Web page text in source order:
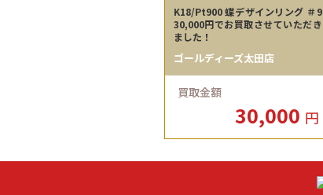
K18/Pt900 蝶デザインリング ＃9
30,000円でお買取させていただき
ました！
ゴールディーズ太田店
買取金額
30,000 円